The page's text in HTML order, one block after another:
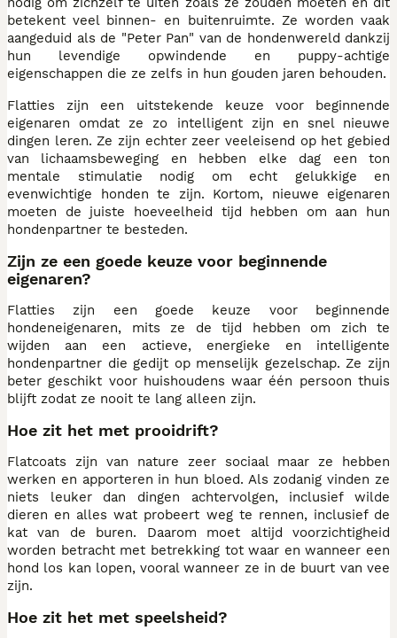
betekent veel binnen- en buitenruimte. Ze worden vaak
aangeduid als de "Peter Pan" van de hondenwereld dankzij
hun levendige opwindende en puppy-achtige
eigenschappen die ze zelfs in hun gouden jaren behouden.
Flatties zijn een uitstekende keuze voor beginnende
eigenaren omdat ze zo intelligent zijn en snel nieuwe
dingen leren. Ze zijn echter zeer veeleisend op het gebied
van lichaamsbeweging en hebben elke dag een ton
mentale stimulatie nodig om echt gelukkige en
evenwichtige honden te zijn. Kortom, nieuwe eigenaren
moeten de juiste hoeveelheid tijd hebben om aan hun
hondenpartner te besteden.
Zijn ze een goede keuze voor beginnende
eigenaren?
Flatties zijn een goede keuze voor beginnende
hondeneigenaren, mits ze de tijd hebben om zich te
wijden aan een actieve, energieke en intelligente
hondenpartner die gedijt op menselijk gezelschap. Ze zijn
beter geschikt voor huishoudens waar één persoon thuis
blijft zodat ze nooit te lang alleen zijn.
Hoe zit het met prooidrift?
Flatcoats zijn van nature zeer sociaal maar ze hebben
werken en apporteren in hun bloed. Als zodanig vinden ze
niets leuker dan dingen achtervolgen, inclusief wilde
dieren en alles wat probeert weg te rennen, inclusief de
kat van de buren. Daarom moet altijd voorzichtigheid
worden betracht met betrekking tot waar en wanneer een
hond los kan lopen, vooral wanneer ze in de buurt van vee
zijn.
Hoe zit het met speelsheid?